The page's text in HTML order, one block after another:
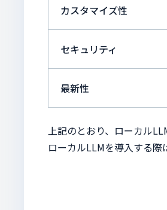
カスタマイズ性
セキュリティ
最新性
上記のとおり、ローカル
ローカルLLMを導入する際